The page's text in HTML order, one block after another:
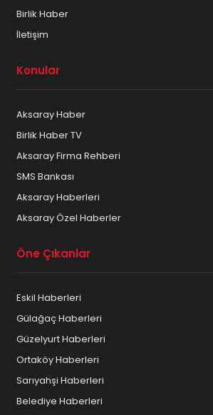
Birlik Haber
İletişim
Konular
Aksaray Haber
Birlik Haber TV
Aksaray Firma Rehberi
SMS Bankası
Aksaray Haberleri
Aksaray Özel Haberler
Öne Çıkanlar
Eskil Haberleri
Gülağaç Haberleri
Güzelyurt Haberleri
Ortaköy Haberleri
Sarıyahşi Haberleri
Belediye Haberleri